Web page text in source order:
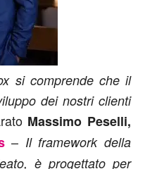
si comprende che il
dei nostri clienti
Massimo Peselli,
– Il framework della
è progettato per